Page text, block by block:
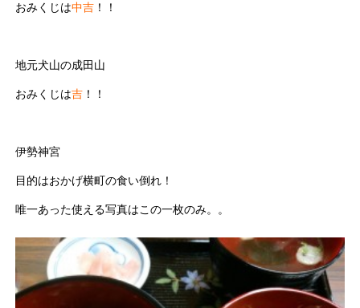
おみくじは中吉 ！！
地元犬山の成田山
おみくじは吉 ！！
伊勢神宮
目的はおかげ横町の食い倒れ！
唯一あった使える写真はこの一枚のみ。。